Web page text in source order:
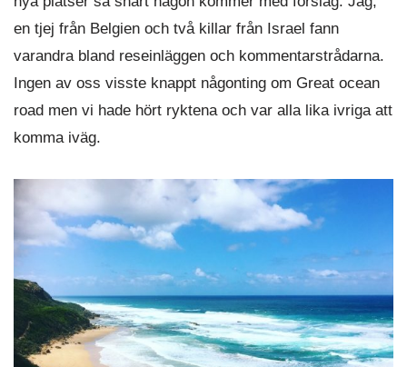
en tjej från Belgien och två killar från Israel fann
varandra bland reseinläggen och kommentarstrådarna.
Ingen av oss visste knappt någonting om Great ocean
road men vi hade hört ryktena och var alla lika ivriga att
komma iväg.